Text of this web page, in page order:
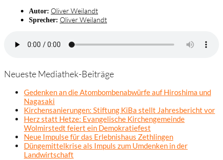
Autor: Oliver Weilandt
Sprecher: Oliver Weilandt
Neueste Mediathek-Beiträge
Gedenken an die Atombombenabwürfe auf Hiroshima und
Nagasaki
Kirchensanierungen: Stiftung KiBa stellt Jahresbericht vor
Herz statt Hetze: Evangelische Kirchengemeinde
Wolmirstedt feiert ein Demokratiefest
Neue Impulse für das Erlebnishaus Zethlingen
Düngemittelkrise als Impuls zum Umdenken in der
Landwirtschaft